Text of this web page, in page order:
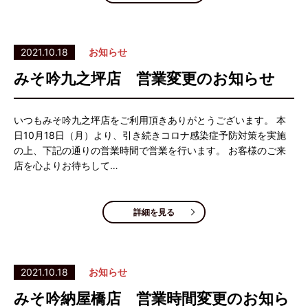
2021.10.18 お知らせ
みそ吟九之坪店 営業変更のお知らせ
いつもみそ吟九之坪店をご利用頂きありがとうございます。 本
日10月18日（月）より、引き続きコロナ感染症予防対策を実施
の上、下記の通りの営業時間で営業を行います。 お客様のご来
店を心よりお待ちして…
詳細を見る
2021.10.18 お知らせ
みそ吟納屋橋店 営業時間変更のお知ら